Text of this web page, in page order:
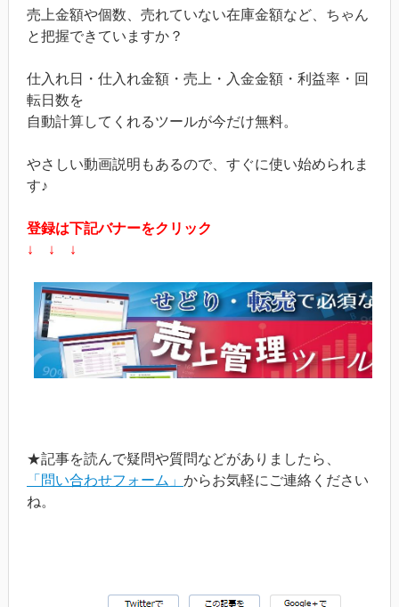
売上金額や個数、売れていない在庫金額など、ちゃん
と把握できていますか？
仕入れ日・仕入れ金額・売上・入金金額・利益率・回
転日数を
自動計算してくれるツールが今だけ無料。
やさしい動画説明もあるので、すぐに使い始められま
す♪
登録は下記バナーをクリック
↓ ↓ ↓
★記事を読んで疑問や質問などがありましたら、
「問い合わせフォーム」 からお気軽にご連絡ください
ね。